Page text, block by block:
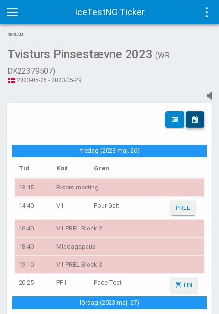
IceTestNG Ticker
Toggle
navigation
REKLAM
Tvisturs Pinsestævne 2023 (WR
DK22379507)
2023-05-26 - 2023-05-29
fredag (2023 maj. 26)
Tid Kod Gren
13:45 Riders meeting
14:40 V1 Four Gait PREL
16:40 V1-PREL Block 2
18:40 Middagspaus
19:10 V1-PREL Block 3
20:25 PP1 Pace Test FIN
lördag (2023 maj. 27)